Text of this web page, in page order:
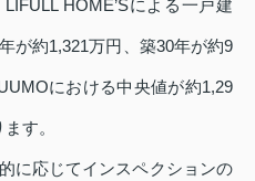
HOME’Sによる一戸建
が約1,321万円、築30年が約9
における中央値が約1,29
す。
に応じてインスペクションの